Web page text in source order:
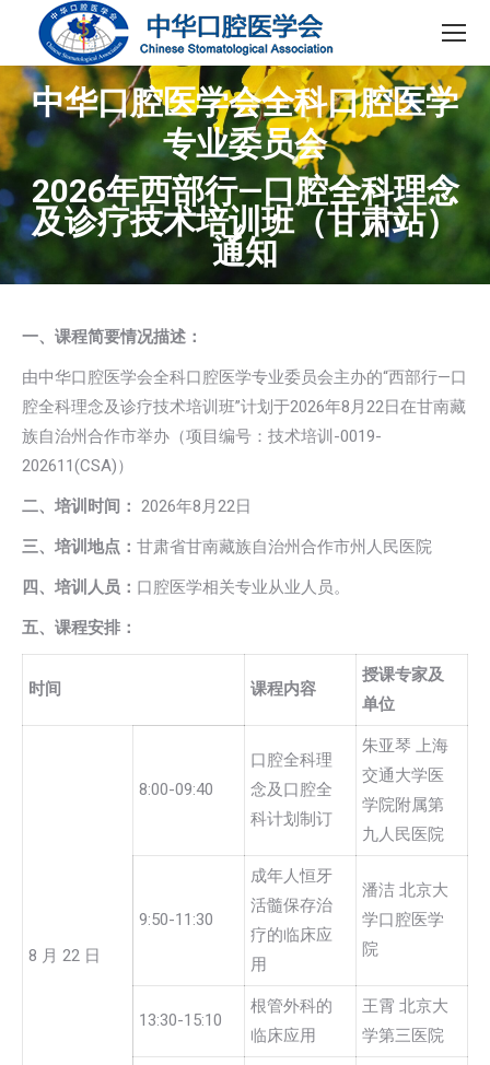
中华口腔医学会全科口腔医学
专业委员会
2026年西部行—口腔全科理念
及诊疗技术培训班（甘肃站）
通知
一、课程简要情况描述：
由中华口腔医学会全科口腔医学专业委员会主办的“西部行—口
腔全科理念及诊疗技术培训班”计划于2026年8月22日在甘南藏
族自治州合作市举办（项目编号：技术培训-0019-
202611(CSA)）
二、培训时间： 2026年8月22日
三、培训地点： 甘肃省甘南藏族自治州合作市州人民医院
四、培训人员： 口腔医学相关专业从业人员。
五、课程安排：
时间 课程内容
授课专家及
单位
8 月 22 日
8:00-09:40
口腔全科理
念及口腔全
科计划制订
朱亚琴 上海
交通大学医
学院附属第
九人民医院
9:50-11:30
成年人恒牙
活髓保存治
疗的临床应
用
潘洁 北京大
学口腔医学
院
13:30-15:10
根管外科的
临床应用
王霄 北京大
学第三医院